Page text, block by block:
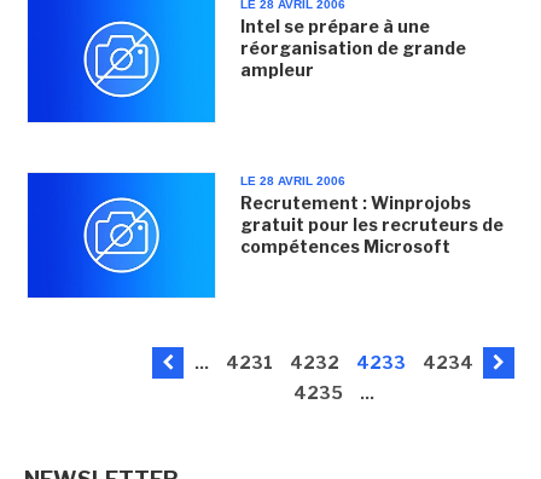
LE 28 AVRIL 2006
Intel se prépare à une
réorganisation de grande
ampleur
LE 28 AVRIL 2006
Recrutement : Winprojobs
gratuit pour les recruteurs de
compétences Microsoft
... 4231 4232 4233
4234
4235
...